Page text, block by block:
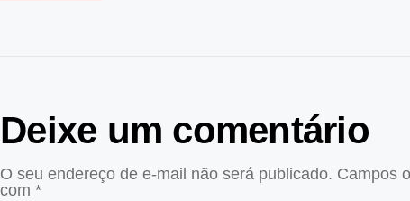
Deixe um comentário
O seu endereço de e-mail não será publicado. Campos
com *